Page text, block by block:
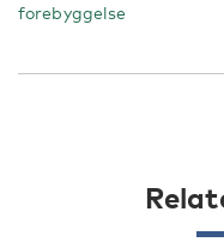
forebyggelse